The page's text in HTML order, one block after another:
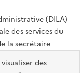
des
(DILA)
des services du
la secrétaire